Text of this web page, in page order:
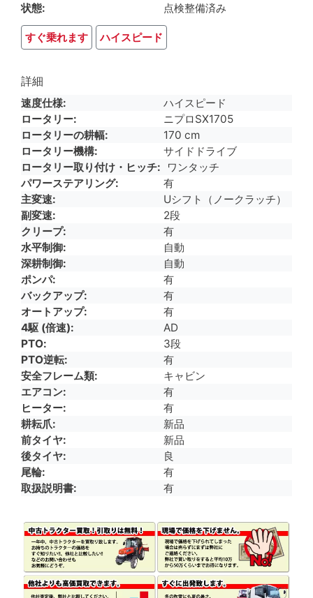
状態
点検整備済み
すぐ乗れます ハイスピード
詳細
速度仕様
ハイスピード
ロータリー
ニプロSX1705
ロータリーの耕幅
170 cm
ロータリー機構
サイドドライブ
ロータリー取り付け・ヒッチ
ワンタッチ
パワーステアリング
有
主変速
Uシフト（ノークラッチ）
副変速
2段
クリープ
有
水平制御
自動
深耕制御
自動
ポンパ
有
バックアップ
有
オートアップ
有
4駆 (倍速)
AD
PTO
3段
PTO逆転
有
安全フレーム類
キャビン
エアコン
有
ヒーター
有
耕耘爪
新品
前タイヤ
新品
後タイヤ
良
尾輪
有
取扱説明書
有